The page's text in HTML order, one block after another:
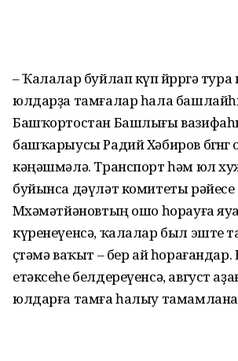
– Ҡалалар буйлап күп йөрөргә
юлдарҙа тамғалар һала
Башҡортостан Башлығы
башҡарыусы Радий Хәбиров бөгөнгө
кәңәшмәлә. Транспорт һәм юл
буйынса дәүләт комитеты
Мөхәмәтйәновтың ошо һорауға
күренеүенсә, ҡалалар был эште
өҫтәмә ваҡыт – бер ай
етәксеһе белдереүенсә, август
юлдарға тамға һалыу